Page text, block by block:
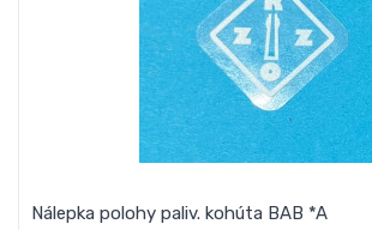
Nálepka polohy paliv. kohúta BAB *A